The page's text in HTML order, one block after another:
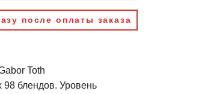
после оплаты заказа
Toth
98 блендов. Уровень